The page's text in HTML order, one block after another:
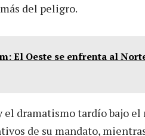
del peligro.
El Oeste se enfrenta al
dramatismo tardío bajo el
de su mandato,